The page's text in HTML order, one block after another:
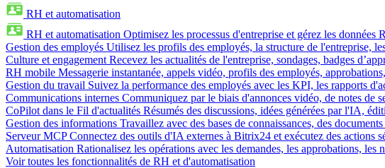
RH et automatisation
RH et automatisation Optimisez les processus d'entreprise et gérez les données
Gestion des employés Utilisez les profils des employés, la structure de l'entreprise,
Culture et engagement Recevez les actualités de l'entreprise, sondages, badges
RH mobile Messagerie instantanée, appels vidéo, profils des employés,
Gestion du travail Suivez la performance des employés avec les KPI, les rapports
Communications internes Communiquez par le biais d'annonces vidéo, de notes de
CoPilot dans le Fil d'actualités Résumés des discussions, idées générées par l'IA,
Gestion des informations Travaillez avec des bases de connaissances, des
Serveur MCP Connectez des outils d'IA externes à Bitrix24 et exécutez des actions
Automatisation Rationalisez les opérations avec les demandes, les approbations,
Voir toutes les fonctionnalités de RH et d'automatisation